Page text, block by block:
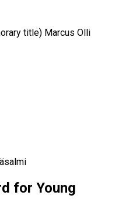
title) Marcus Olli
for Young